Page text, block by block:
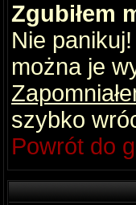
Zgubiłem
Nie
można je
szybko
Powrót do